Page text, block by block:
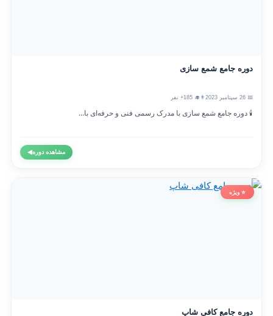
دوره جامع شمع سازی
👨‍🎓 185+ نفر
🕯️ دوره جامع شمع سازی با مدرک رسمی فنی و حرفه‌ای با...
مشاهده دوره◀
⭐ ویژه
دوره جامع کافی شاپ